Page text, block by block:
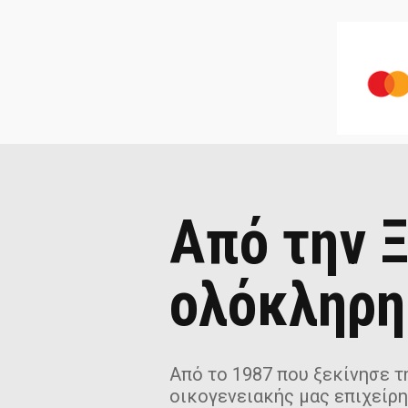
Από την
Από το 1987 που ξεκίνησε
οικογενειακής μας